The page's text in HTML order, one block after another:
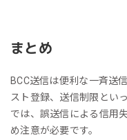
まとめ
BCC送信は便利な一斉送
スト登録、送信制限とい
では、誤送信による信用
め注意が必要です。